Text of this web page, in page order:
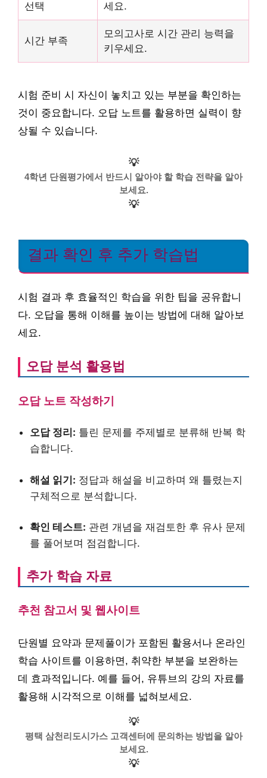
선택 세요.
시간 부족
모의고사로 시간 관리 능력을
키우세요.
시험 준비 시 자신이 놓치고 있는 부분을 확인하는
것이 중요합니다. 오답 노트를 활용하면 실력이 향
상될 수 있습니다.
💡
4학년 단원평가에서 반드시 알아야 할 학습 전략을 알아
보세요.
💡
결과 확인 후 추가 학습법
시험 결과 후 효율적인 학습을 위한 팁을 공유합니
다. 오답을 통해 이해를 높이는 방법에 대해 알아보
세요.
오답 분석 활용법
오답 노트 작성하기
오답 정리: 틀린 문제를 주제별로 분류해 반복 학
습합니다.
해설 읽기: 정답과 해설을 비교하며 왜 틀렸는지
구체적으로 분석합니다.
확인 테스트: 관련 개념을 재검토한 후 유사 문제
를 풀어보며 점검합니다.
추가 학습 자료
추천 참고서 및 웹사이트
단원별 요약과 문제풀이가 포함된 활용서나 온라인
학습 사이트를 이용하면, 취약한 부분을 보완하는
데 효과적입니다. 예를 들어, 유튜브의 강의 자료를
활용해 시각적으로 이해를 넓혀보세요.
💡
평택 삼천리도시가스 고객센터에 문의하는 방법을 알아
보세요.
💡